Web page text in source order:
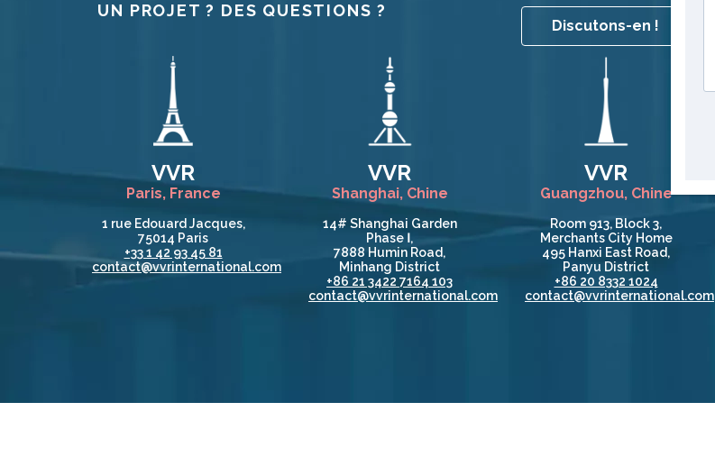
UN PROJET ? DES QUESTIONS ?
Discutons-en !
VVR
Paris, France
1 rue Edouard Jacques,
75014 Paris
+33 1 42 93 45 81
contact@vvrinternational.com
VVR
Shanghai, Chine
14# Shanghai Garden
Phase Ⅰ,
7888 Humin Road,
Minhang District
+86 21 3422 7164 103
contact@vvrinternational.com
VVR
Guangzhou, Chine
Room 913, Block 3,
Merchants City Home
495 Hanxi East Road,
Panyu District
+86 20 8332 1024
contact@vvrinternational.com